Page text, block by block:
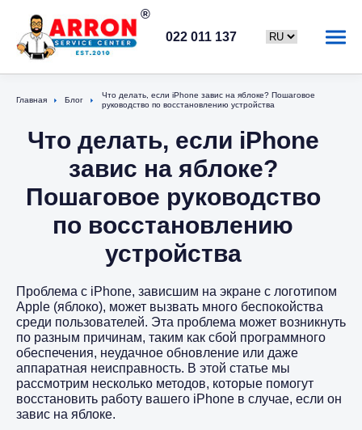
022 011 137
Главная Блог
Что делать, если iPhone завис на яблоке? Пошаговое
руководство по восстановлению устройства
Что делать, если iPhone
завис на яблоке?
Пошаговое руководство
по восстановлению
устройства
Проблема с iPhone, зависшим на экране с логотипом
Apple (яблоко), может вызвать много беспокойства
среди пользователей. Эта проблема может возникнуть
по разным причинам, таким как сбой программного
обеспечения, неудачное обновление или даже
аппаратная неисправность. В этой статье мы
рассмотрим несколько методов, которые помогут
восстановить работу вашего iPhone в случае, если он
завис на яблоке.